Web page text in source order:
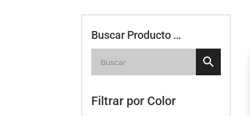
Buscar Producto …
Filtrar por Color